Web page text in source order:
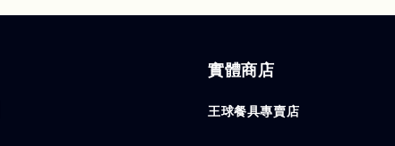
實體商店
王球餐具專賣店